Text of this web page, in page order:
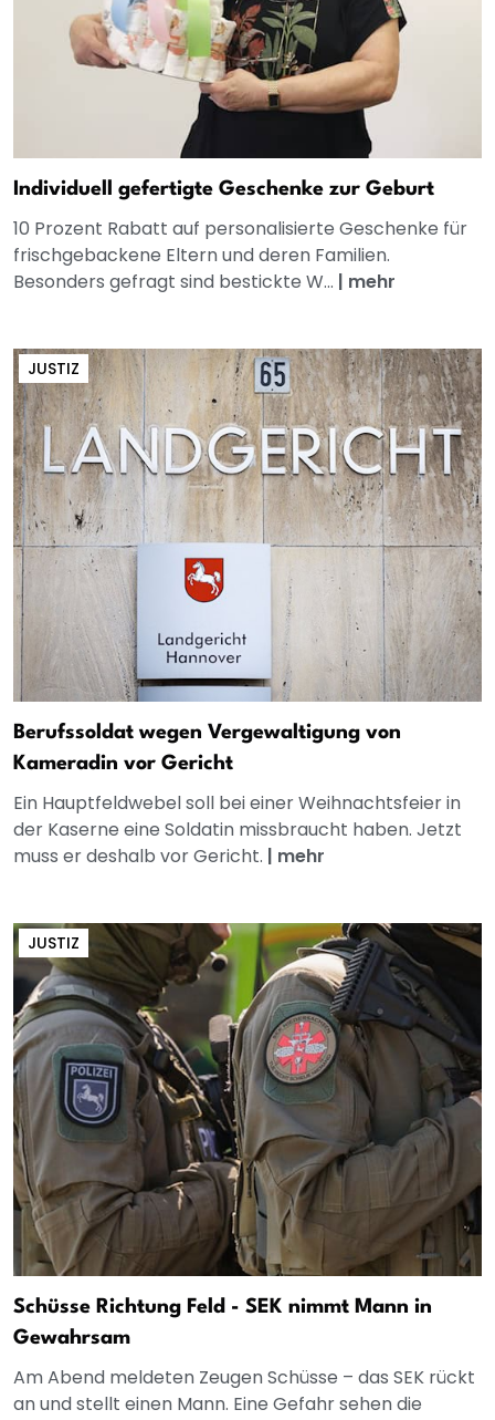
Individuell gefertigte Geschenke zur Geburt
10 Prozent Rabatt auf personalisierte Geschenke für
frischgebackene Eltern und deren Familien.
Besonders gefragt sind bestickte W... | mehr
JUSTIZ
Berufssoldat wegen Vergewaltigung von
Kameradin vor Gericht
Ein Hauptfeldwebel soll bei einer Weihnachtsfeier in
der Kaserne eine Soldatin missbraucht haben. Jetzt
muss er deshalb vor Gericht. | mehr
JUSTIZ
Schüsse Richtung Feld - SEK nimmt Mann in
Gewahrsam
Am Abend meldeten Zeugen Schüsse – das SEK rückt
an und stellt einen Mann. Eine Gefahr sehen die